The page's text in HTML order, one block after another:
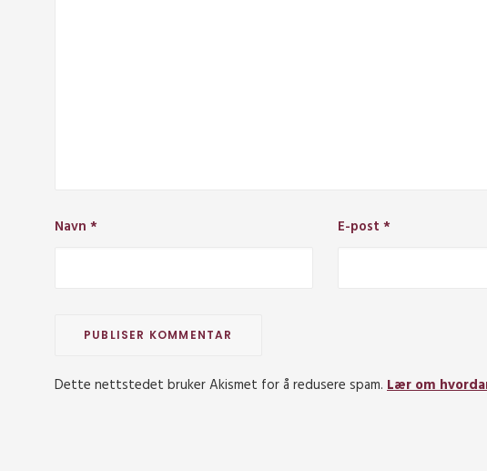
Navn * E-post *
Dette nettstedet bruker Akismet for å redusere spam. Lær om